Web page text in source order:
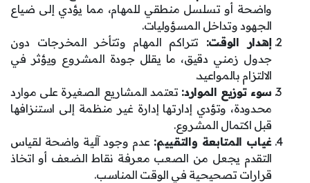
واضحة أو تسلسل منطقي للمهام، مما يؤدي إلى ضياع
الجهود وتداخل المسؤوليات.
إهدار الوقت: تتراكم المهام وتتأخر المخرجات دون
جدول زمني دقيق، ما يقلل جودة المشروع ويؤثر في
الالتزام بالمواعيد.
سوء توزيع الموارد: تعتمد المشاريع الصغيرة على موارد
محدودة، وتؤدي إدارتها إدارة غير منظمة إلى استنزافها
قبل اكتمال المشروع.
غياب المتابعة والتقييم: عدم وجود آلية واضحة لقياس
التقدم يجعل من الصعب معرفة نقاط الضعف أو اتخاذ
قرارات تصحيحية في الوقت المناسب.